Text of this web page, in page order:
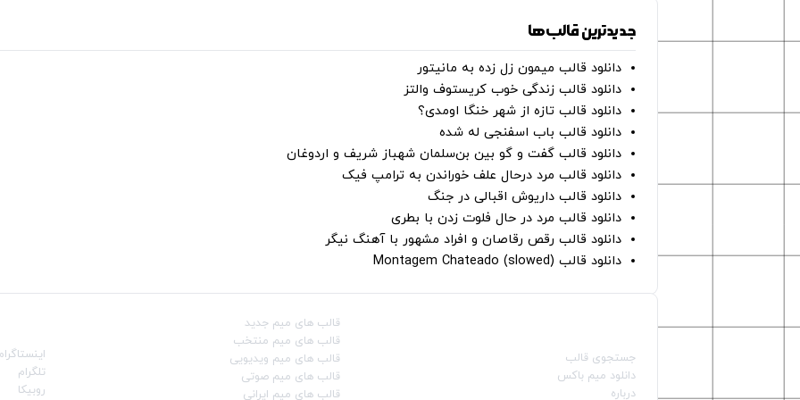
جدیدترین قالب‌ها
دانلود قالب میمون زل زده به مانیتور
دانلود قالب زندگی خوب کریستوف والتز
دانلود قالب تازه از شهر خنگا اومدی؟
دانلود قالب باب اسفنجی له شده
دانلود قالب گفت و گو بین بن‌سلمان شهباز شریف و اردوغان
دانلود قالب مرد درحال علف خوراندن به ترامپ فیک
دانلود قالب داریوش اقبالی در جنگ
دانلود قالب مرد در حال فلوت زدن با بطری
دانلود قالب رقص رقاصان و افراد مشهور با آهنگ نیگر
دانلود قالب Montagem Chateado (slowed)
جستجوی قالب
دانلود میم باکس
درباره
قالب‌ های میم جدید
قالب‌ های میم منتخب
قالب‌ های میم ویدیویی
قالب‌ های میم صوتی
قالب‌ های میم ایرانی
تلگرام
روبیکا